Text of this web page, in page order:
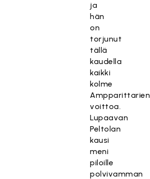
ja
hän
on
torjunut
tällä
kaudella
kaikki
kolme
Ampparittarien
voittoa.
Lupaavan
Peltolan
kausi
meni
piloille
polvivamman